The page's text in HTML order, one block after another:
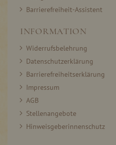
Barrierefreiheit-Assistent
INFORMATION
Widerrufsbelehrung
Datenschutzerklärung
Barrierefreiheitserklärung
Impressum
AGB
Stellenangebote
Hinweisgeberinnenschutz